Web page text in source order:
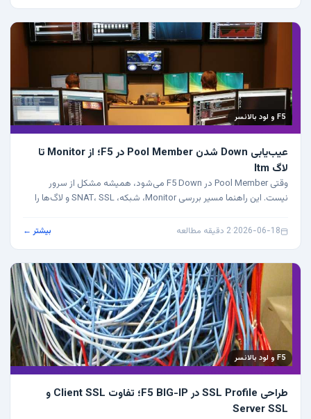
F5 و لود بالانسر
عیب‌یابی Down شدن Pool Member در F5؛ از Monitor تا
لاگ ltm
وقتی Pool Member در F5 Down می‌شود، همیشه مشکل از سرور
نیست. این راهنما مسیر بررسی Monitor، شبکه، SNAT، SSL و لاگ‌ها را
2026-06-18
·2 دقیقه مطالعه بیشتر ←
F5 و لود بالانسر
طراحی SSL Profile در F5 BIG-IP؛ تفاوت Client SSL و
Server SSL